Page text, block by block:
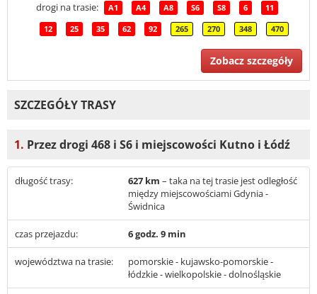
drogi na trasie: A1 A4 A8 S6 S8 6 11
12 25 35 62 92 265 270 348 470
Zobacz szczegóły
SZCZEGÓŁY TRASY
1. Przez drogi 468 i S6 i miejscowości Kutno i Łódź
długość trasy: 627 km – taka na tej trasie jest odległość
między miejscowościami Gdynia -
Świdnica
czas przejazdu: 6 godz. 9 min
województwa na trasie:
pomorskie - kujawsko-pomorskie -
łódzkie - wielkopolskie - dolnośląskie